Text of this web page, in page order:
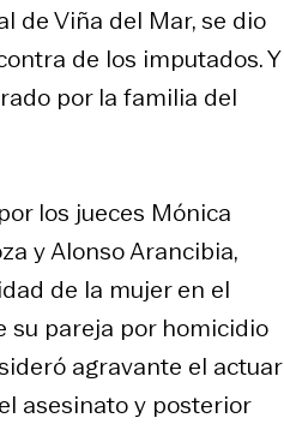
de Viña del Mar, se dio
de los imputados. Y
por la familia del
los jueces Mónica
y Alonso Arancibia,
de la mujer en el
su pareja por homicidio
agravante el actuar
asesinato y posterior